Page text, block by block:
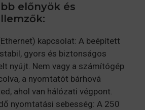
előnyök és
kapcsolat: A beépített
gyors és biztonságos
nyújt. Nem vagy a számítógép
a nyomtatót bárhová
ahol van hálózati végpont.
nyomtatási sebesség: A 250